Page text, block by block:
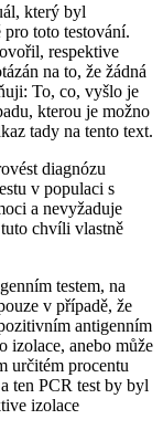
který byl
toto testování.
respektive
na to, že žádná
To, co, vyšlo je
kterou je možno
tady na tento text.
diagnózu
v populaci s
a nevyžaduje
chvíli vlastně
testem, na
v případě, že
antigenním
izolace, anebo může
určitém procentu
ten PCR test by byl
izolace